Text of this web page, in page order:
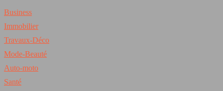
Business
Immobilier
Travaux-Déco
Mode-Beauté
Auto-moto
Santé